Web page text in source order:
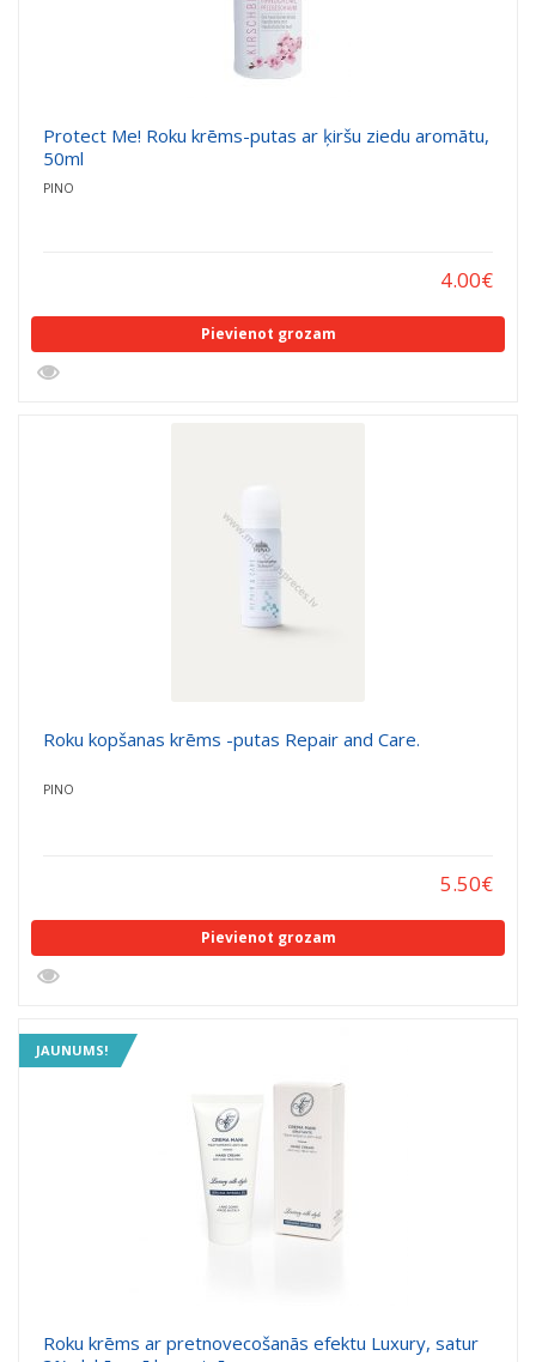
Protect Me! Roku krēms-putas ar ķiršu ziedu aromātu,
50ml
PINO
4.00€
Pievienot grozam
Roku kopšanas krēms -putas Repair and Care.
PINO
5.50€
Pievienot grozam
JAUNUMS!
Roku krēms ar pretnovecošanās efektu Luxury, satur